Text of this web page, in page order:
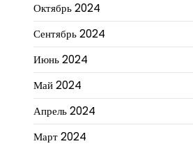
Октябрь 2024
Сентябрь 2024
Июнь 2024
Май 2024
Апрель 2024
Март 2024